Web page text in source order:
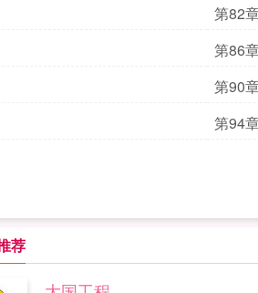
第82
第86
第90
第94
荐